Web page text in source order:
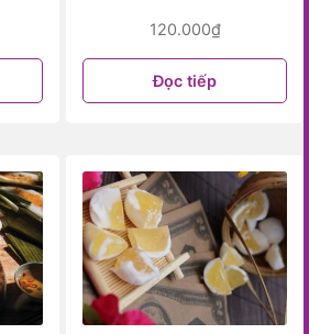
120.000₫
Đọc tiếp